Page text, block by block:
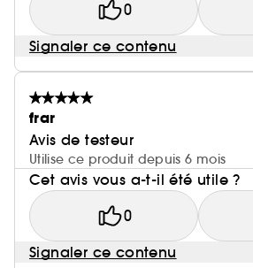
0
Signaler ce contenu
frar
Avis de testeur
Utilise ce produit depuis 6 mois
Cet avis vous a-t-il été utile ?
0
Signaler ce contenu